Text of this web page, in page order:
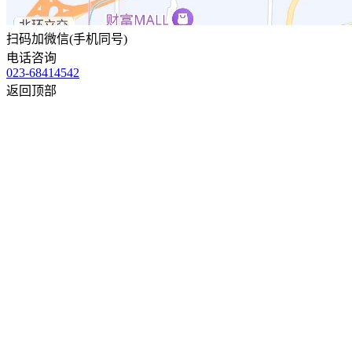
扫码加微信(手机同号)
电话咨询
023-68414542
返回顶部